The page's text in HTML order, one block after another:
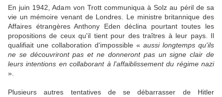
En juin 1942, Adam von Trott communiqua à Solz au péril de sa
vie un mémoire venant de Londres. Le ministre britannique des
Affaires étrangères Anthony Eden déclina pourtant toutes les
propositions de ceux qu'il tient pour des traîtres à leur pays. Il
qualifiait une collaboration d'impossible « aussi longtemps qu'ils
ne se découvriront pas et ne donneront pas un signe clair de
leurs intentions en collaborant à l'affaiblissement du régime nazi
».
Plusieurs autres tentatives de se débarrasser de Hitler